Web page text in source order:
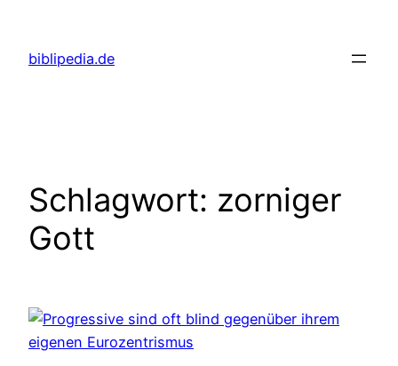
springen
biblipedia.de
Schlagwort: zorniger
Gott